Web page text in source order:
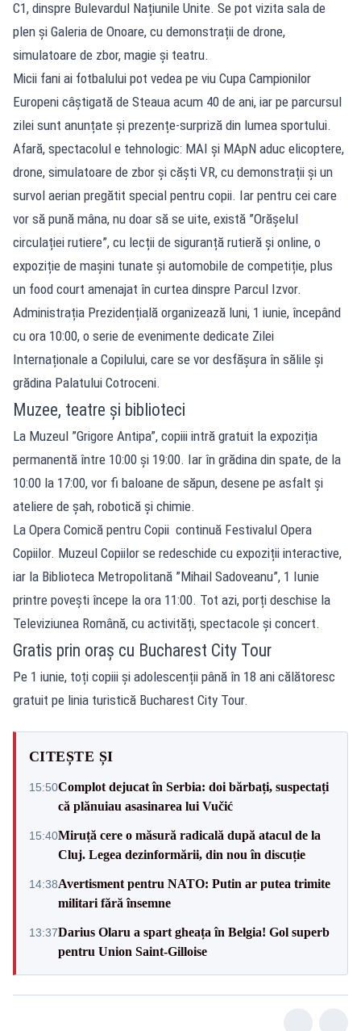
C1, dinspre Bulevardul Națiunile Unite. Se pot vizita sala de
plen și Galeria de Onoare, cu demonstrații de drone,
simulatoare de zbor, magie și teatru.
Micii fani ai fotbalului pot vedea pe viu Cupa Campionilor
Europeni câștigată de Steaua acum 40 de ani, iar pe parcursul
zilei sunt anunțate și prezențe-surpriză din lumea sportului.
Afară, spectacolul e tehnologic: MAI și MApN aduc elicoptere,
drone, simulatoare de zbor și căști VR, cu demonstrații și un
survol aerian pregătit special pentru copii. Iar pentru cei care
vor să pună mâna, nu doar să se uite, există ”Orășelul
circulației rutiere”, cu lecții de siguranță rutieră și online, o
expoziție de mașini tunate și automobile de competiție, plus
un food court amenajat în curtea dinspre Parcul Izvor.
Administrația Prezidențială organizează luni, 1 iunie, începând
cu ora 10:00, o serie de evenimente dedicate Zilei
Internaționale a Copilului, care se vor desfășura în sălile și
grădina Palatului Cotroceni.
Muzee, teatre și biblioteci
La Muzeul ”Grigore Antipa”, copiii intră gratuit la expoziția
permanentă între 10:00 și 19:00. Iar în grădina din spate, de la
10:00 la 17:00, vor fi baloane de săpun, desene pe asfalt și
ateliere de șah, robotică și chimie.
La Opera Comică pentru Copii continuă Festivalul Opera
Copiilor. Muzeul Copiilor se redeschide cu expoziții interactive,
iar la Biblioteca Metropolitană ”Mihail Sadoveanu”, 1 Iunie
printre povești începe la ora 11:00. Tot azi, porți deschise la
Televiziunea Română, cu activități, spectacole și concert.
Gratis prin oraș cu Bucharest City Tour
Pe 1 iunie, toți copiii și adolescenții până în 18 ani călătoresc
gratuit pe linia turistică Bucharest City Tour.
CITEȘTE ȘI
15:50Complot dejucat în Serbia: doi bărbați, suspectați
că plănuiau asasinarea lui Vučić
15:40Miruță cere o măsură radicală după atacul de la
Cluj. Legea dezinformării, din nou în discuție
14:38Avertisment pentru NATO: Putin ar putea trimite
militari fără însemne
13:37Darius Olaru a spart gheața în Belgia! Gol superb
pentru Union Saint-Gilloise